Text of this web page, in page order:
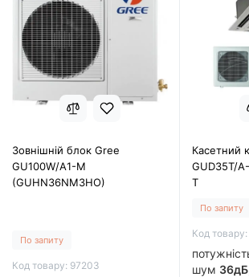
Зовнішній блок Gree
GU100W/A1-M
(GUHN36NM3HO)
По запиту
Код товару: 97203
Касетний
GUD35T/
T
По запиту
Код
шум 36дБ